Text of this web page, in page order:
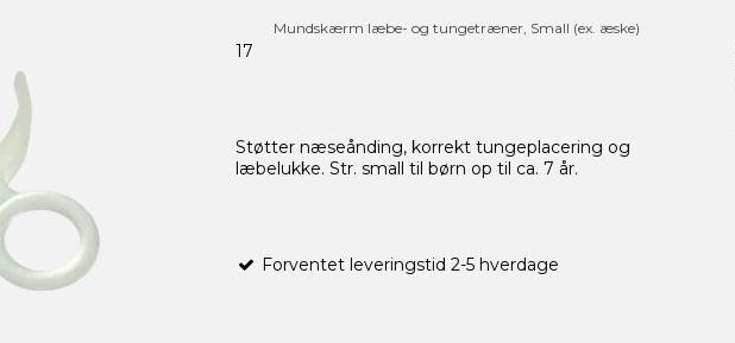
Mundskærm læbe- og tungetræner, Small (ex. æske)
17
Støtter næseånding, korrekt tungeplacering og
læbelukke. Str. small til børn op til ca. 7 år.
Forventet leveringstid 2-5 hverdage